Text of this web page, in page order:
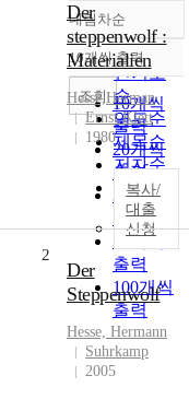
정확도
순
인기도
순
연도순
제목순
저자순
발행기
관순
내림차순
내림차순
10개씩 출력
10개씩
출력
20개씩
출력
30개씩
출력
50개씩
출력
100개씩
출력
조회
Der
steppenwolf :
Materialien
Hesse,Herman
Ernst Klett
1980
복사/
대출
신청
2
Der
Steppenwolf
Hesse, Hermann
Suhrkamp
2005